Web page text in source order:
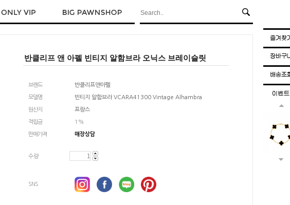
반클리프 앤 아펠 빈티지 알함브라 오닉스 브레이슬릿
브랜드 반클리프앤아펠
모델명 빈티지 알함브라 VCARA41300 Vintage Alhambra
원산지 프랑스
적립금 1%
판매가격 매장상담
수량
SNS